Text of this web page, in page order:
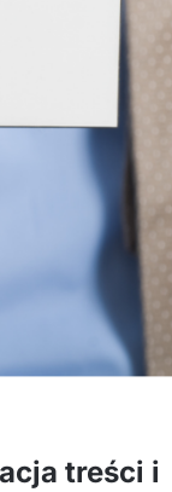
treści i